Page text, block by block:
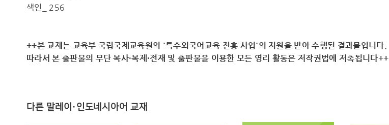
색인_ 256
++본 교재는 교육부 국립국제교육원의 '특수외국어교육 진흥 사업'의 지원을 받아 수행된 결과물입니다.
따라서 ​본 출판물의 무단 복사·복제·전재 및 출판물을 이용한 모든 영리 활동은 저작권법에 저촉됩니다++
다른 말레이·인도네시아어 교재